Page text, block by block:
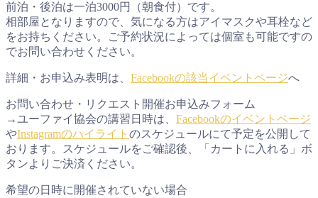
前泊・後泊は一泊3000円（朝食付）です。
相部屋となりますので、気になる方はアイマスクや耳栓など
をお持ちください。ご予約状況によっては個室も可能ですの
でお問い合わせください。
詳細・お申込み表明は、 Facebookの該当イベントページへ
お問い合わせ・リクエスト開催お申込みフォーム
→ユーファイ協会の講習日時は、 Facebookのイベントページ
やInstagramのハイライト のスケジュールにて予定を公開して
おります。スケジュールをご確認後、「カートに入れる」ボ
タンよりご決済ください。
希望の日時に開催されていない場合